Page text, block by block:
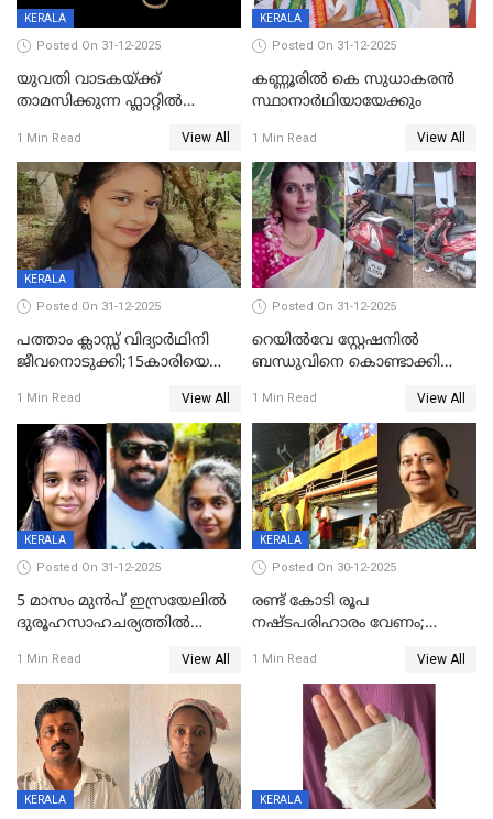
KERALA
Posted On 31-12-2025
യുവതി വാടകയ്ക്ക്
താമസിക്കുന്ന ഫ്ലാറ്റില്‍
സംഭവം കൈതപ്പൊയിലില്‍
1 Min Read View All
KERALA
Posted On 31-12-2025
കണ്ണൂരിൽ കെ സുധാകരൻ
സ്ഥാനാർഥിയായേക്കും
1 Min Read View All
KERALA
Posted On 31-12-2025
പത്താം ക്ലാസ്സ് വിദ്യാര്‍ഥിനി
ജീവനൊടുക്കി;15കാരിയെ
കിടപ്പുമുറിയില്‍ തൂങ്ങി മരിച്ച
നിലയിൽ
1 Min Read View All
Posted On 31-12-2025
റെയിൽവേ സ്റ്റേഷനിൽ
ബന്ധുവിനെ കൊണ്ടാക്കി
ലോറി സ്കൂട്ടറിൽ ഇടിച്ചു :
യുവതിക്ക് ദാരുണാന്ത്യം
1 Min Read View All
KERALA
Posted On 31-12-2025
5 മാസം മുൻപ് ഇസ്രയേലിൽ
ദുരൂഹസാഹചര്യത്തിൽ
മലയാളി യുവാവിന്റെ ഭാര്യയും
മരിച്ചു
1 Min Read View All
KERALA
Posted On 30-12-2025
രണ്ട് കോടി രൂപ
നഷ്ടപരിഹാരം വേണം;
നോട്ടീസയച്ച് ഉമാ തോമസ്
1 Min Read View All
KERALA KERALA